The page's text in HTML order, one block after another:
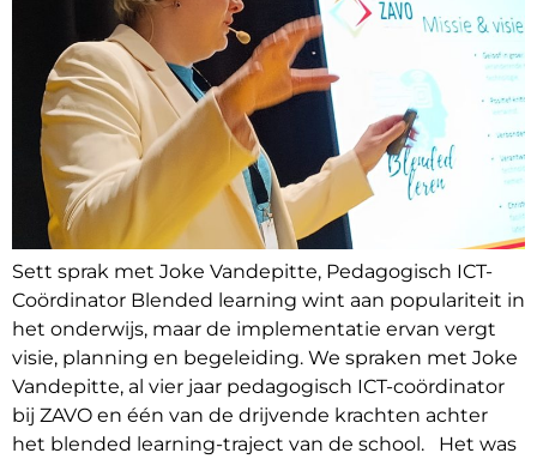
Sett sprak met Joke Vandepitte, Pedagogisch ICT-
Coördinator Blended learning wint aan populariteit in
het onderwijs, maar de implementatie ervan vergt
visie, planning en begeleiding. We spraken met Joke
Vandepitte, al vier jaar pedagogisch ICT-coördinator
bij ZAVO en één van de drijvende krachten achter
het blended learning-traject van de school. Het was